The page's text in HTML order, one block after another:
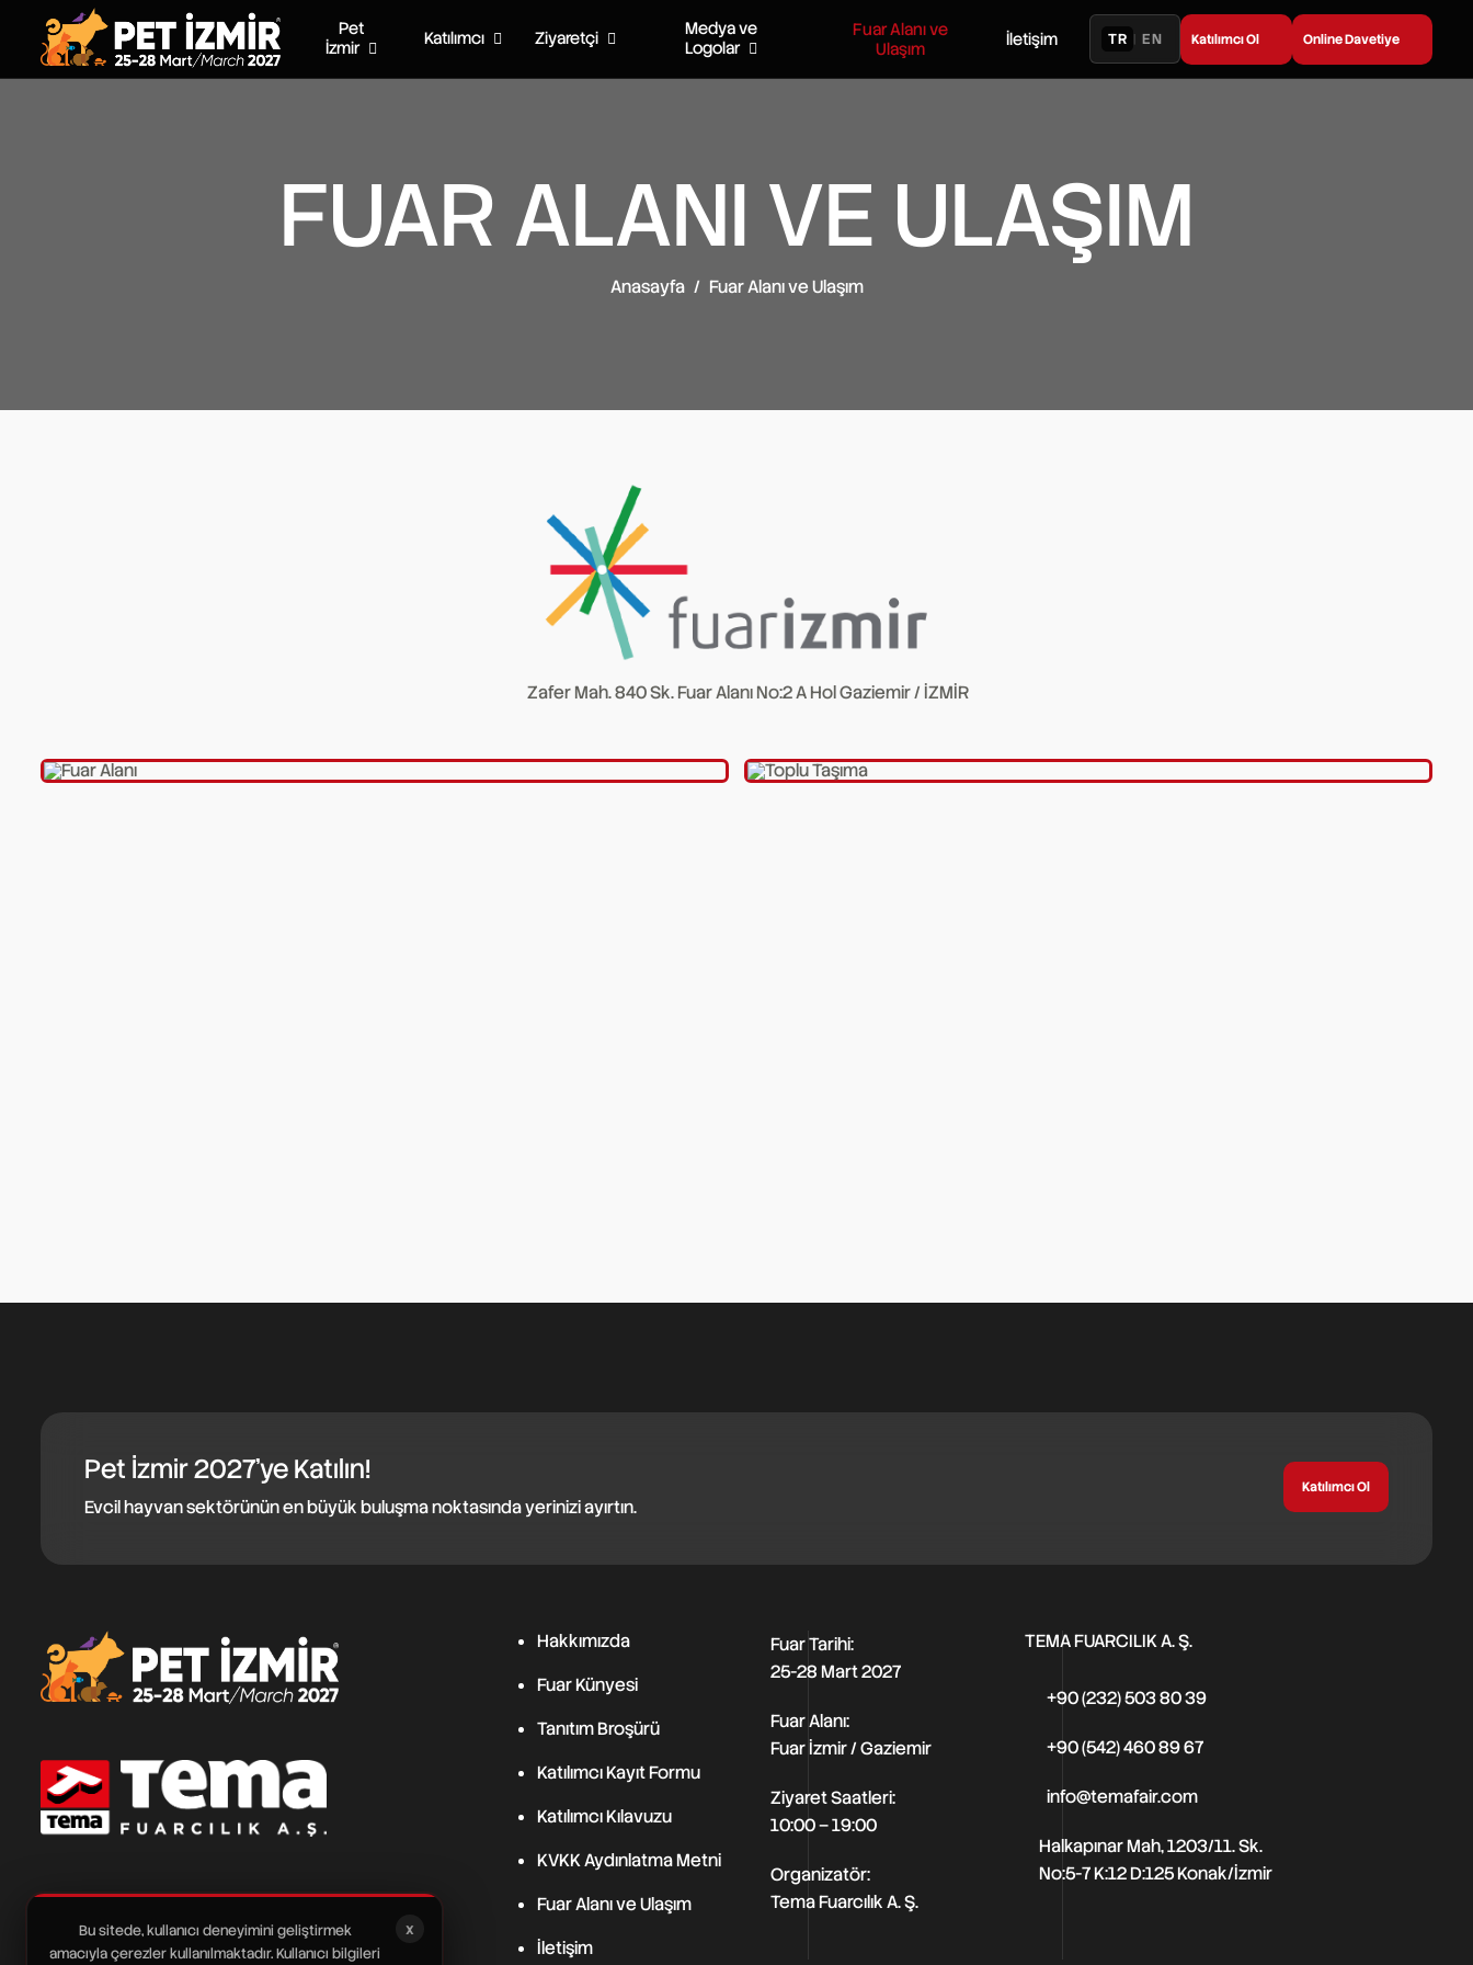
Pet
İzmir
Katılımcı Ziyaretçi
Medya ve
Logolar
Fuar Alanı ve
Ulaşım
İletişim TR | EN Katılımcı Ol Online Davetiye
FUAR ALANI VE ULAŞIM
Anasayfa Fuar Alanı ve Ulaşım
Zafer Mah. 840 Sk. Fuar Alanı No:2 A Hol Gaziemir / İZMİR
Pet İzmir 2027'ye Katılın!
Evcil hayvan sektörünün en büyük buluşma noktasında yerinizi ayırtın.
Katılımcı Ol
Hakkımızda
Fuar Künyesi
Tanıtım Broşürü
Katılımcı Kayıt Formu
Katılımcı Kılavuzu
KVKK Aydınlatma Metni
Fuar Alanı ve Ulaşım
İletişim
Fuar Tarihi:
25-28 Mart 2027
Fuar Alanı:
Fuar İzmir / Gaziemir
Ziyaret Saatleri:
10:00 – 19:00
Organizatör:
Tema Fuarcılık A. Ş.
TEMA FUARCILIK A. Ş.
+90 (232) 503 80 39
+90 (542) 460 89 67
info@temafair.com
Halkapınar Mah, 1203/11. Sk.
No:5-7 K:12 D:125 Konak/İzmir
x
Bu sitede, kullanıcı deneyimini geliştirmek
amacıyla çerezler kullanılmaktadır. Kullanıcı bilgileri